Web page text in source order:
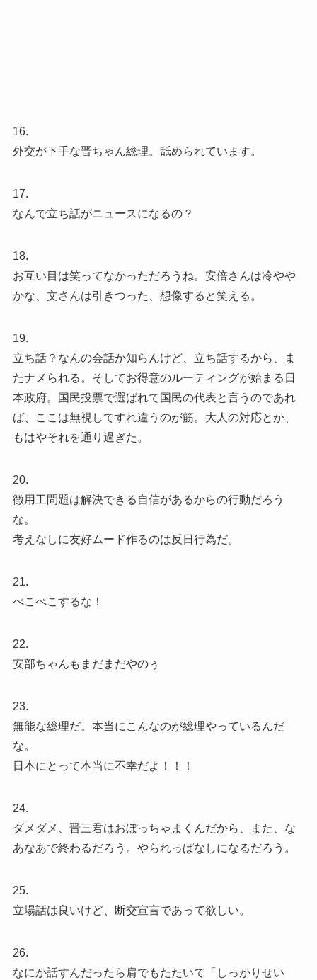
16.
外交が下手な晋ちゃん総理。舐められています。
17.
なんで立ち話がニュースになるの？
18.
お互い目は笑ってなかっただろうね。安倍さんは冷やや
かな、文さんは引きつった、想像すると笑える。
19.
立ち話？なんの会話か知らんけど、立ち話するから、ま
たナメられる。そしてお得意のルーティングが始まる日
本政府。国民投票で選ばれて国民の代表と言うのであれ
ば、ここは無視してすれ違うのが筋。大人の対応とか、
もはやそれを通り過ぎた。
20.
徴用工問題は解決できる自信があるからの行動だろう
な。
考えなしに友好ムード作るのは反日行為だ。
21.
ぺこぺこするな！
22.
安部ちゃんもまだまだやのぅ
23.
無能な総理だ。本当にこんなのが総理やっているんだ
な。
日本にとって本当に不幸だよ！！！
24.
ダメダメ、晋三君はおぼっちゃまくんだから、また、な
あなあで終わるだろう。やられっぱなしになるだろう。
25.
立場話は良いけど、断交宣言であって欲しい。
26.
なにか話すんだったら肩でもたたいて「しっかりせい